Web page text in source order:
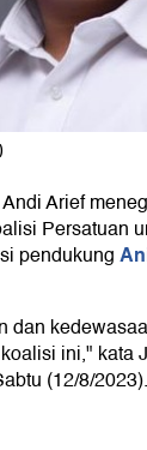
Andi Arief
Persatuan
pendukung
dan
ini," kata
(12/8/2023).